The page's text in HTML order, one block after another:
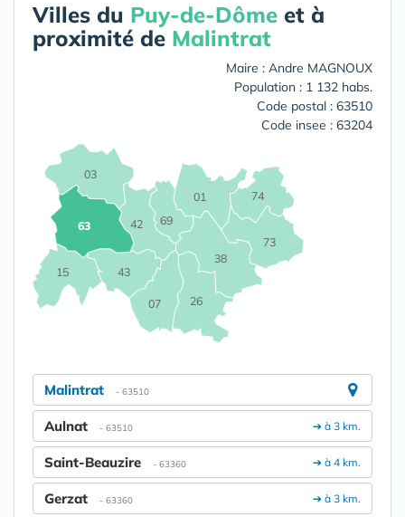
Villes du Puy-de-Dôme et à
proximité de Malintrat
Maire : Andre MAGNOUX
Population : 1 132 habs.
Code postal : 63510
Code insee : 63204
01
03
07
15
26
38
42
43
63
69
73
74
Malintrat - 63510
➔ à 3 km.
Aulnat - 63510
➔ à 4 km.
Saint-Beauzire - 63360
➔ à 3 km.
Gerzat - 63360